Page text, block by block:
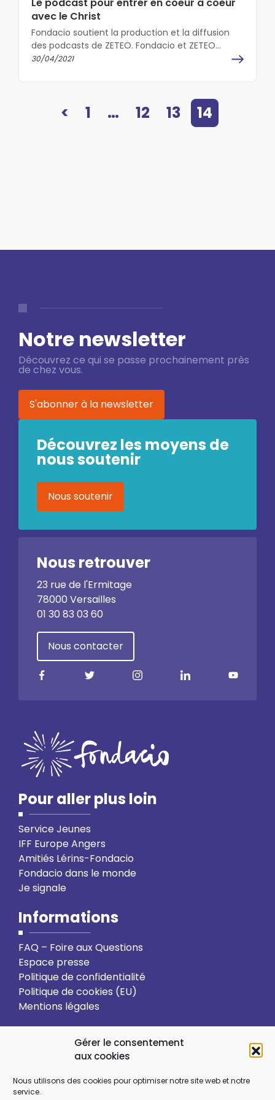
Gérer le consentement
aux cookies
Nous utilisons des cookies pour optimiser notre site web et notre
service.
avec le Christ
Fondacio soutient la production et la diffusion
des podcasts de ZETEO. Fondacio et ZETEO
partagent les valeurs de témoignages inspirants
30/04/2021
< 1 … 12 13 14
Notre newsletter
Découvrez ce qui se passe prochainement près
de chez vous.
S'abonner à la newsletter
Découvrez les moyens de
nous soutenir
Nous soutenir
Nous retrouver
23 rue de l'Ermitage
78000 Versailles
01 30 83 03 60
Nous contacter
Pour aller plus loin
Service Jeunes
IFF Europe Angers
Amitiés Lérins-Fondacio
Fondacio dans le monde
Je signale
Informations
FAQ – Foire aux Questions
Espace presse
Politique de confidentialité
Politique de cookies (EU)
Mentions légales
Action solidaire Formation